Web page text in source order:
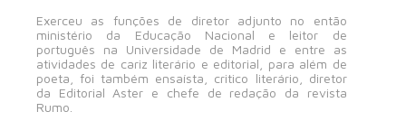
Exerceu as funções de diretor adjunto no então
ministério da Educação Nacional e leitor de
português na Universidade de Madrid e entre as
atividades de cariz literário e editorial, para além de
poeta, foi também ensaísta, critico literário, diretor
da Editorial Aster e chefe de redação da revista
Rumo.